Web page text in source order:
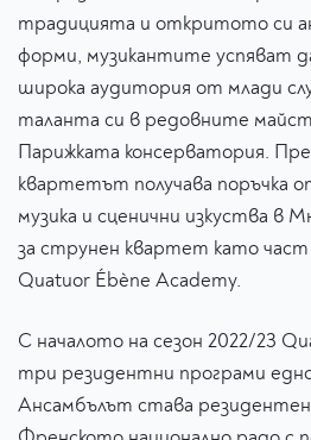
традицията и откритото си
форми, музикантите успяват
широка аудитория от млади
таланта си в редовните
Парижката консерватория.
квартетът получава поръчка
музика и сценични изкуства в
за струнен квартет като
Quatuor Ébène Academy.
С началото на сезон 2022/23
три резидентни програми
Ансамбълът става